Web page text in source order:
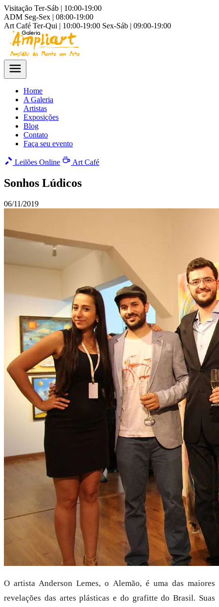
Visitação Ter-Sáb | 10:00-19:00
ADM Seg-Sex | 08:00-19:00
Art Café Ter-Qui | 10:00-19:00 Sex-Sáb | 09:00-19:00
Home
A Galeria
Artistas
Exposições
Blog
Contato
Faça seu evento
Leilões Online Art Café
Sonhos Lúdicos
06/11/2019
O artista Anderson Lemes, o Alemão, é uma das maiores
revelações das artes plásticas e do grafitte do Brasil. Suas